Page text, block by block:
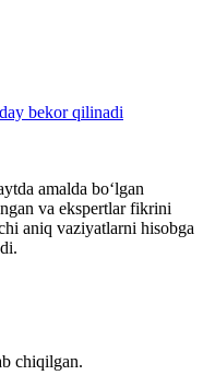
bekor qilinadi
amalda boʻlgan
va ekspertlar fikrini
aniq vaziyatlarni hisobga
chiqilgan.